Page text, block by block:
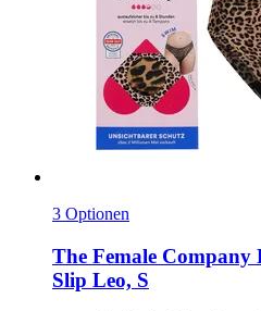
3 Optionen
The Female Company
Slip Leo, S